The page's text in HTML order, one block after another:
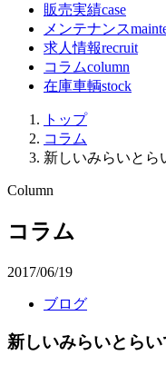
販売実績case
メンテナンス
求人情報recruit
コラムcolumn
在庫車輌stock
トップ
コラム
新しいみらいとら
Column
コラム
2017/06/19
ブログ
新しいみらいとらい